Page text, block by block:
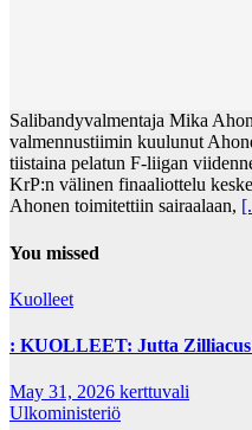
Salibandyvalmentaja Mika
valmennustiimin kuulunut
tiistaina pelatun F-liigan
KrP:n välinen finaaliottelu
Ahonen toimitettiin sairaalaan,
You missed
Kuolleet
: KUOLLEET: Jutta
May 31, 2026 kerttuvali
Ulkoministeriö